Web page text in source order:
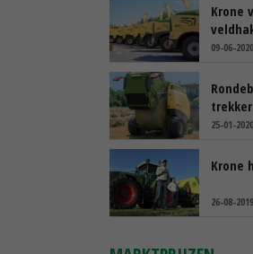
Krone
09-06-2020
25-01-2020
Krone
26-08-2019